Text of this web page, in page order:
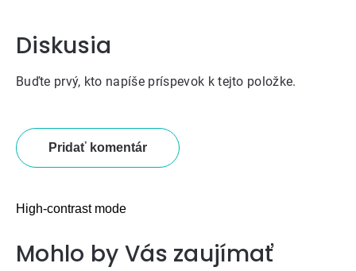
Diskusia
Buďte prvý, kto napíše príspevok k tejto položke.
Pridať komentár
High-contrast mode
Mohlo by Vás zaujímať